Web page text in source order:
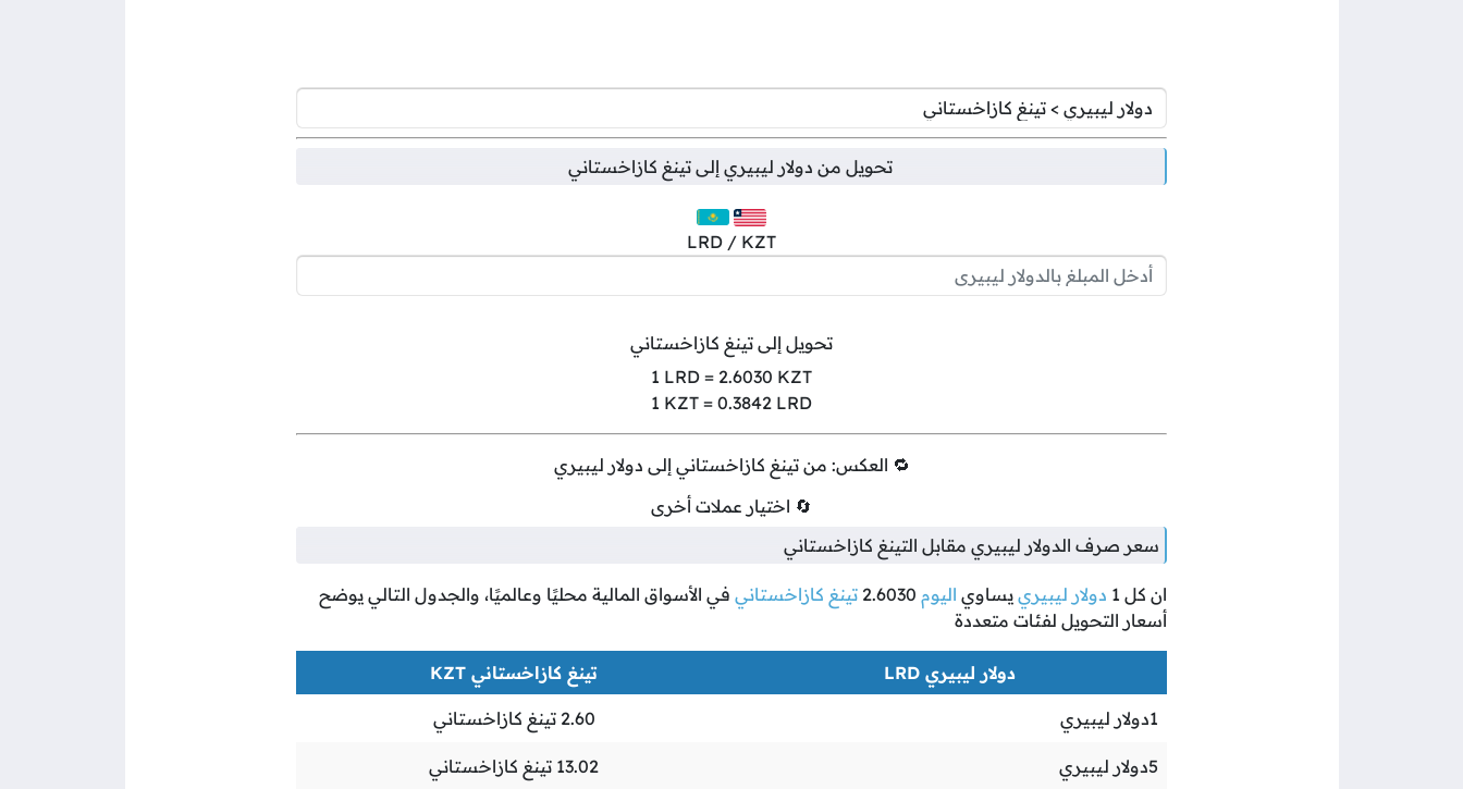
تحويل من دولار ليبيري إلى تينغ كازاخستاني
LRD / KZT
تحويل إلى تينغ كازاخستاني
1 LRD = 2.6030 KZT
1 KZT = 0.3842 LRD
🔁 العكس: من تينغ كازاخستاني إلى دولار ليبيري
🔄 اختيار عملات أخرى
سعر صرف الدولار ليبيري مقابل التينغ كازاخستاني
ان كل 1 دولار ليبيري يساوي اليوم 2.6030 تينغ كازاخستاني في الأسواق المالية محليًا وعالميًا، والجدول التالي يوضح
أسعار التحويل لفئات متعددة
دولار ليبيري LRD تينغ كازاخستاني KZT
1دولار ليبيري 2.60 تينغ كازاخستاني
5دولار ليبيري 13.02 تينغ كازاخستاني